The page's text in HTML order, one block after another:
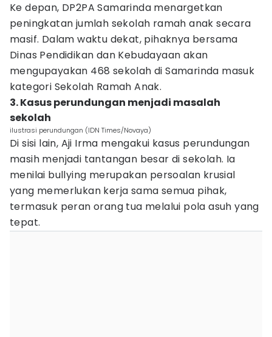
Ke depan, DP2PA Samarinda menargetkan
peningkatan jumlah sekolah ramah anak secara
masif. Dalam waktu dekat, pihaknya bersama
Dinas Pendidikan dan Kebudayaan akan
mengupayakan 468 sekolah di Samarinda masuk
kategori Sekolah Ramah Anak.
3. Kasus perundungan menjadi masalah
sekolah
ilustrasi perundungan (IDN Times/Novaya)
Di sisi lain, Aji Irma mengakui kasus perundungan
masih menjadi tantangan besar di sekolah. Ia
menilai bullying merupakan persoalan krusial
yang memerlukan kerja sama semua pihak,
termasuk peran orang tua melalui pola asuh yang
tepat.